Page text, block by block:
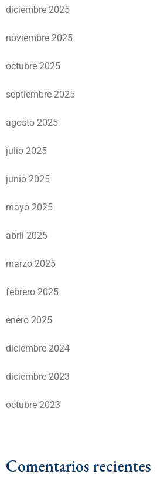
diciembre 2025
noviembre 2025
octubre 2025
septiembre 2025
agosto 2025
julio 2025
junio 2025
mayo 2025
abril 2025
marzo 2025
febrero 2025
enero 2025
diciembre 2024
diciembre 2023
octubre 2023
Comentarios recientes